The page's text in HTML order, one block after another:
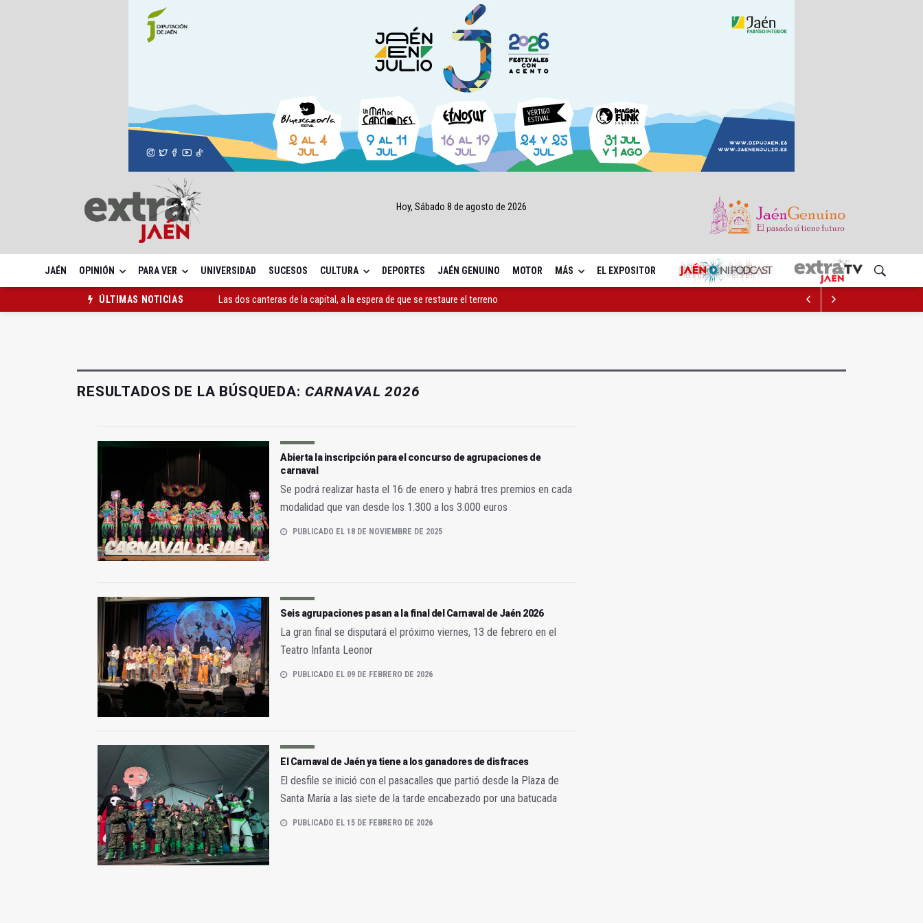
Hoy, Sábado 8 de agosto de 2026
JAÉN OPINIÓN PARA VER UNIVERSIDAD SUCESOS CULTURA DEPORTES JAÉN GENUINO MOTOR MÁS EL EXPOSITOR
ÚLTIMAS NOTICIAS
Las dos canteras de la capital, a la espera de que se restaure el terreno
RESULTADOS DE LA BÚSQUEDA: CARNAVAL 2026
Abierta la inscripción para el concurso de agrupaciones de
carnaval
Se podrá realizar hasta el 16 de enero y habrá tres premios en cada
modalidad que van desde los 1.300 a los 3.000 euros
PUBLICADO EL 18 DE NOVIEMBRE DE 2025
Seis agrupaciones pasan a la final del Carnaval de Jaén 2026
La gran final se disputará el próximo viernes, 13 de febrero en el
Teatro Infanta Leonor
PUBLICADO EL 09 DE FEBRERO DE 2026
El Carnaval de Jaén ya tiene a los ganadores de disfraces
El desfile se inició con el pasacalles que partió desde la Plaza de
Santa María a las siete de la tarde encabezado por una batucada
PUBLICADO EL 15 DE FEBRERO DE 2026